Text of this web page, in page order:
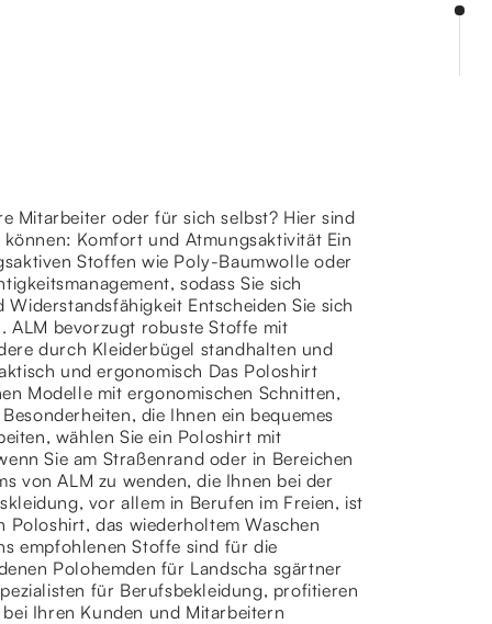
Mitarbeiter oder für sich selbst? Hier sind
Komfort und Atmungsaktivität Ein
Stoffen wie Poly-Baumwolle oder
sodass Sie sich
Entscheiden Sie sich
ALM bevorzugt robuste Stoffe mit
durch Kleiderbügel standhalten und
und ergonomisch Das Poloshirt
Modelle mit ergonomischen Schnitten,
die Ihnen ein bequemes
wählen Sie ein Poloshirt mit
Sie am Straßenrand oder in Bereichen
von ALM zu wenden, die Ihnen bei der
vor allem in Berufen im Freien, ist
Poloshirt, das wiederholtem Waschen
empfohlenen Stoffe sind für die
Polohemden für Landscha sgärtner
für Berufsbekleidung, profitieren
Ihren Kunden und Mitarbeitern